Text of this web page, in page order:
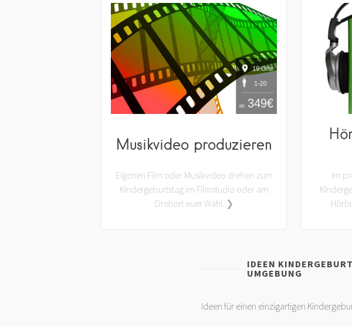
Musikvideo produzieren
Eigenen Film oder Musikvideo drehen zum
Kindergeburtstag im Filmstudio oder am
Drehort euer Wahl. ❯
Im
IDEEN
UMGEBUNG
Ideen für einen einzigartigen